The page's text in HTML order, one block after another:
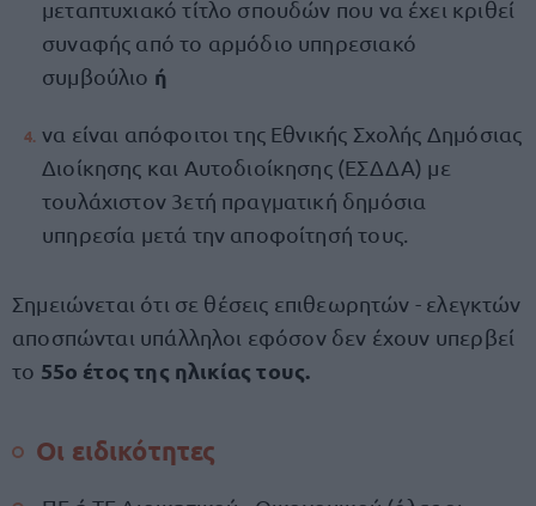
μεταπτυχιακό τίτλο σπουδών που να έχει κριθεί
συναφής από το αρμόδιο υπηρεσιακό
συμβούλιο ή
να είναι απόφοιτοι της Εθνικής Σχολής Δημόσιας
Διοίκησης και Αυτοδιοίκησης (ΕΣΔΔΑ) με
τουλάχιστον 3ετή πραγματική δημόσια
υπηρεσία μετά την αποφοίτησή τους.
Σημειώνεται ότι σε θέσεις επιθεωρητών - ελεγκτών
αποσπώνται υπάλληλοι εφόσον δεν έχουν υπερβεί
το 55ο έτος της ηλικίας τους.
Οι ειδικότητες